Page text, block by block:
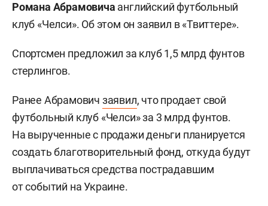
Романа Абрамовича английский футбольный
клуб «Челси». Об этом он заявил в «Твиттере».
Спортсмен предложил за клуб 1,5 млрд фунтов
стерлингов.
Ранее Абрамович заявил, что продает свой
футбольный клуб «Челси» за 3 млрд фунтов.
На вырученные с продажи деньги планируется
создать благотворительный фонд, откуда будут
выплачиваться средства пострадавшим
от событий на Украине.